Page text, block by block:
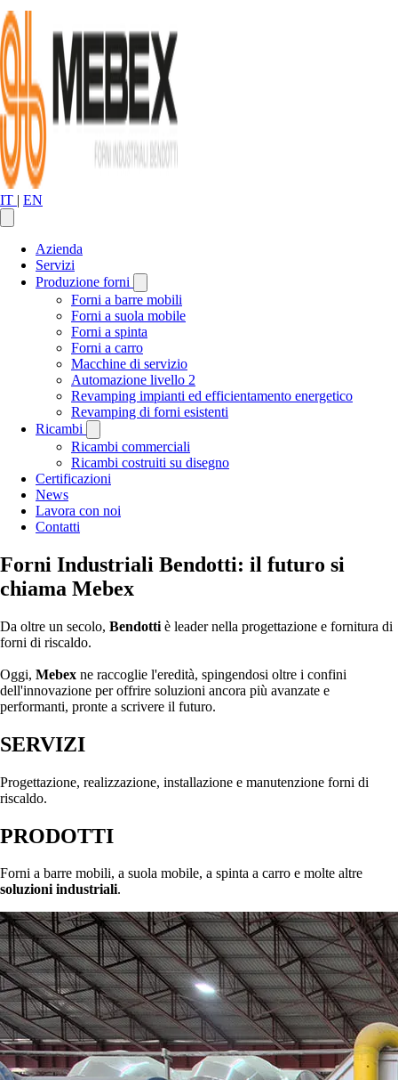
IT | EN
Azienda
Servizi
Produzione forni
Forni a barre mobili
Forni a suola mobile
Forni a spinta
Forni a carro
Macchine di servizio
Automazione livello 2
Revamping impianti ed efficientamento energetico
Revamping di forni esistenti
Ricambi
Ricambi commerciali
Ricambi costruiti su disegno
Certificazioni
News
Lavora con noi
Contatti
Forni Industriali Bendotti: il futuro si
chiama Mebex
Da oltre un secolo, Bendotti è leader nella progettazione e fornitura di
forni di riscaldo.
Oggi, Mebex ne raccoglie l'eredità, spingendosi oltre i confini
dell'innovazione per offrire soluzioni ancora più avanzate e
performanti, pronte a scrivere il futuro.
SERVIZI
Progettazione, realizzazione, installazione e manutenzione forni di
riscaldo.
PRODOTTI
Forni a barre mobili, a suola mobile, a spinta a carro e molte altre
soluzioni industriali.